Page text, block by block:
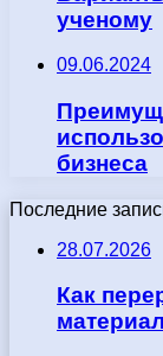
ученому
09.06.2024
бизнеса
Последние
28.07.2026
Как